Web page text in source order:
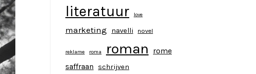
literatuur love
marketing navelli novel
reklame roma roman
rome
saffraan
schrijven